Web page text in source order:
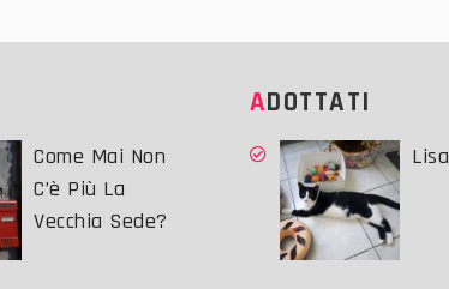
Come Mai Non
C’è Più La
Vecchia Sede?
ADOTTATI
Lisa